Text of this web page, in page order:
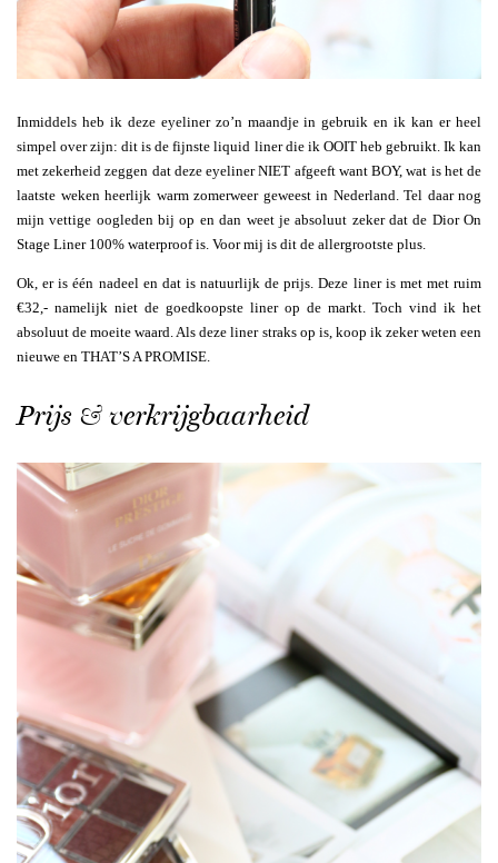
Inmiddels heb ik deze eyeliner zo’n maandje in gebruik en ik kan er heel
simpel over zijn: dit is de fijnste liquid liner die ik OOIT heb gebruikt. Ik kan
met zekerheid zeggen dat deze eyeliner NIET afgeeft want BOY, wat is het de
laatste weken heerlijk warm zomerweer geweest in Nederland. Tel daar nog
mijn vettige oogleden bij op en dan weet je absoluut zeker dat de Dior On
Stage Liner 100% waterproof is. Voor mij is dit de allergrootste plus.
Ok, er is één nadeel en dat is natuurlijk de prijs. Deze liner is met met ruim
€32,- namelijk niet de goedkoopste liner op de markt. Toch vind ik het
absoluut de moeite waard. Als deze liner straks op is, koop ik zeker weten een
nieuwe en THAT’S A PROMISE.
Prijs & verkrijgbaarheid